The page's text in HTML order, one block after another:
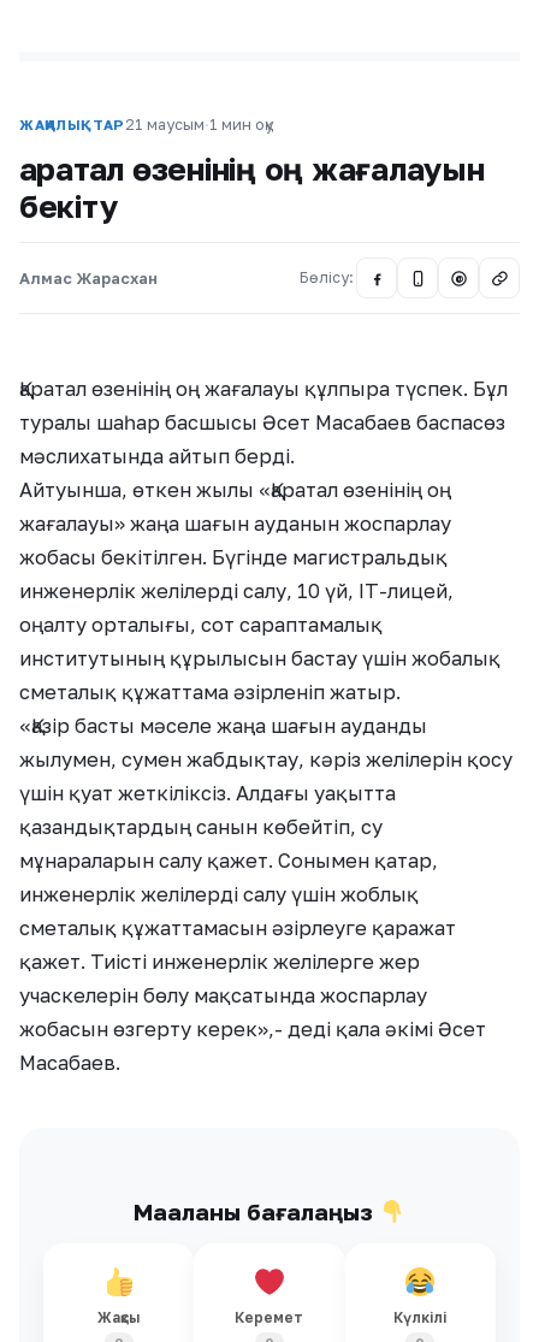
ЖАҢАЛЫҚТАР 21 маусым·1 мин оқу
Қаратал өзенінің оң жағалауын
бекіту
Алмас Жарасхан Бөлісу: @
Қаратал өзенінің оң жағалауы құлпыра түспек. Бұл
туралы шаһар басшысы Әсет Масабаев баспасөз
мәслихатында айтып берді.
Айтуынша, өткен жылы «Қаратал өзенінің оң
жағалауы» жаңа шағын ауданын жоспарлау
жобасы бекітілген. Бүгінде магистральдық
инженерлік желілерді салу, 10 үй, IT-лицей,
оңалту орталығы, сот сараптамалық
институтының құрылысын бастау үшін жобалық
сметалық құжаттама әзірленіп жатыр.
«Қазір басты мәселе жаңа шағын ауданды
жылумен, сумен жабдықтау, кәріз желілерін қосу
үшін қуат жеткіліксіз. Алдағы уақытта
қазандықтардың санын көбейтіп, су
мұнараларын салу қажет. Сонымен қатар,
инженерлік желілерді салу үшін жоблық
сметалық құжаттамасын әзірлеуге қаражат
қажет. Тиісті инженерлік желілерге жер
учаскелерін бөлу мақсатында жоспарлау
жобасын өзгерту керек»,- деді қала әкімі Әсет
Масабаев.
Мақаланы бағалаңыз
Жақсы Керемет Күлкілі